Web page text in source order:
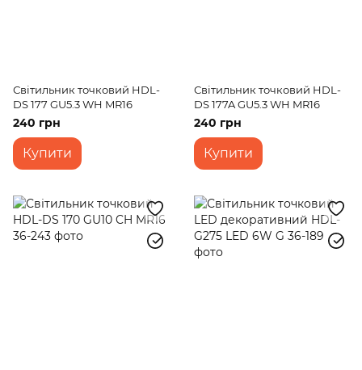
Світильник точковий HDL-
DS 177 GU5.3 WH MR16
240 грн
Купити
Світильник точковий HDL-
DS 177A GU5.3 WH MR16
240 грн
Купити